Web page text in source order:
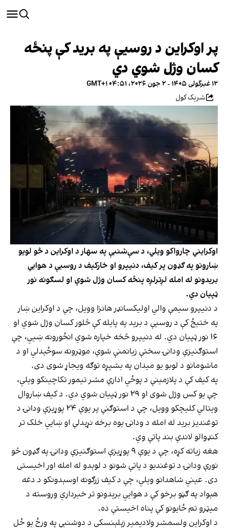
پر اوکراین د روسیې په برید کې پنځه
کسان وژل شوي دي
۱۲ غبرگولی ۱۴۰۵ - ۲ جون ۲۰۲۶، ۰۴:۵۱ GMT+۱
شریک کول
اوکرایني چارواکو ویلي، د سې‌شنبې په سهار د اوکراین د څو لویو
ښارونو په ګډون پر کیف، دنیپرو او خارکیف د روسیې د هوايي
بریدونو له امله لږترلږه پنځه کسان وژل شوي او لسګونه نور
ټپیان دي.
د دنیپرو سیمې والي اولیکسانډر هانزا وویل، چې د اوکراین ښار
په ختیځ کې د روسیې د برید په پایله کې څلور کسان وژل شوي او
۱۶ نور ټپیان دي. له دنیپرو څخه خپاره شوي انځورونه ښيي، چې
استوګنیزې ودانۍ سختې زیانمنې شوې، موټرونه سوځېدلي او د
ماشومانو د لوبو یو میدان په بشپړه توګه ویجاړ شوی دی.
په کیف کې د پلازمینې د پوځي ادارې مشر تیمور تکاچینکو ویلي،
چې یو کس وژل شوی او ۲۹ نور ټپیان شوي دي. د کیف ښاروال
ویتالي کلیچکو وویل، چې د استوګنې پر یوې ۲۴ پوړیزې ودانۍ د
توغنديز برید له امله د ودانۍ یوه برخه نړېدلې او ښایي خلک تر
کنډوالو لاندې بند پاتې وي.
هغه زیاته کړه، چې د یوې ۹ پوړیزې استوګنیزې ودانۍ په ګډون څو
نورې ودانۍ د توغندیو د پاتې شونو د لوېدو له امله اور اخیستی
دی. عیني شاهدانو ویلي، چې د کیف زرګونه اوسېدونکو د دغه
هېواد په ګڼو برخو کې د هوایي بریدونو تر خبرداري وروسته د
میټرو تم ځایونو کې پناه اخیستې ده.
د اوکراین ولسمشر ولادیمیر زېلېنسکي د دوشنبې په ورځ یو ځل